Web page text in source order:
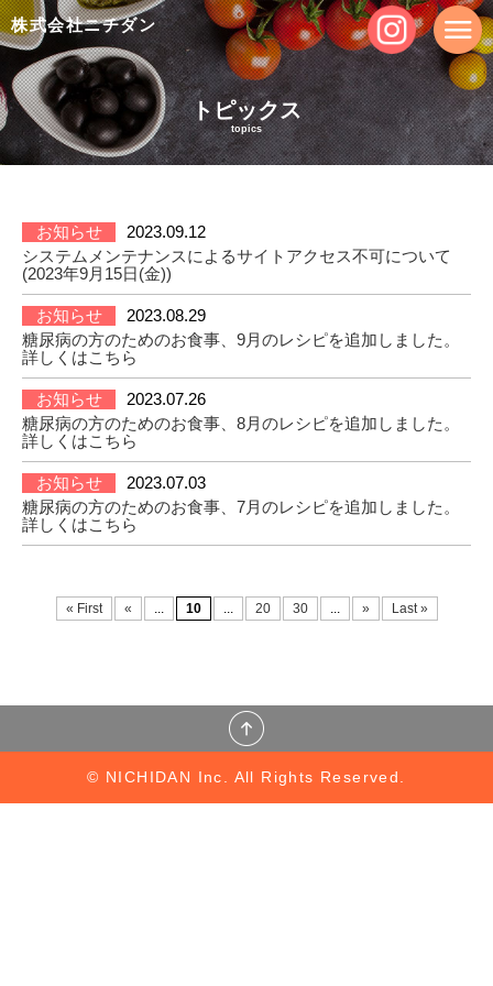
株式会社ニチダン
トピックス
topics
お知らせ
2023.09.12
システムメンテナンスによるサイトアクセス不可について
(2023年9月15日(金))
お知らせ
2023.08.29
糖尿病の方のためのお食事、9月のレシピを追加しました。
詳しくはこちら
お知らせ
2023.07.26
糖尿病の方のためのお食事、8月のレシピを追加しました。
詳しくはこちら
お知らせ
2023.07.03
糖尿病の方のためのお食事、7月のレシピを追加しました。
詳しくはこちら
« First « ... 10 ... 20 30 ... » Last »
© NICHIDAN Inc. All Rights Reserved.